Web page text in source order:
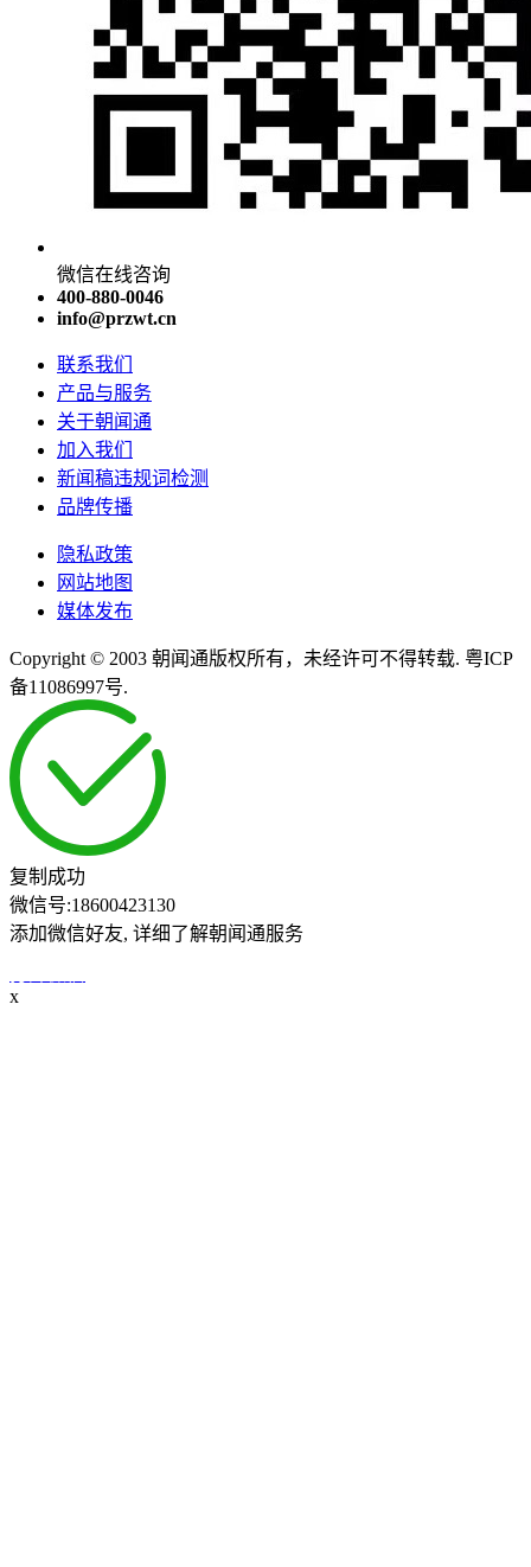
微信在线咨询
400-880-0046
info@przwt.cn
联系我们
产品与服务
关于朝闻通
加入我们
新闻稿违规词检测
品牌传播
隐私政策
网站地图
媒体发布
Copyright © 2003 朝闻通版权所有，未经许可不得转载. 粤ICP
备11086997号.
复制成功
微信号:18600423130
添加微信好友, 详细了解朝闻通服务
x